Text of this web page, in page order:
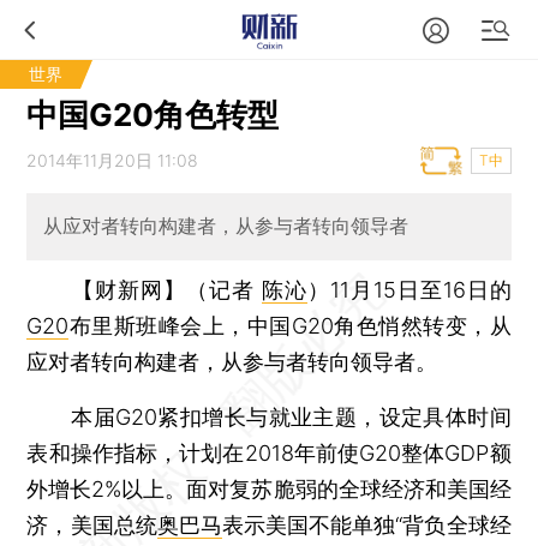
世界
中国G20角色转型
2014年11月20日 11:08 T中
从应对者转向构建者，从参与者转向领导者
【财新网】（记者 陈沁） 11月15日至16日的
G20布里斯班峰会上，中国G20角色悄然转变，从
应对者转向构建者，从参与者转向领导者。
本届G20紧扣增长与就业主题，设定具体时间
表和操作指标，计划在2018年前使G20整体GDP额
外增长2%以上。面对复苏脆弱的全球经济和美国经
济，美国总统奥巴马表示美国不能单独“背负全球经